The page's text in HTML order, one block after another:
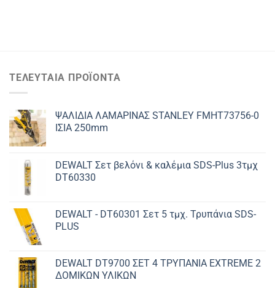
ΤΕΛΕΥΤΑΊΑ ΠΡΟΪΌΝΤΑ
ΨΑΛΙΔΙΑ ΛΑΜΑΡΙΝΑΣ STANLEY FMHT73756-0
ΙΣΙΑ 250mm
DEWALT Σετ βελόνι & καλέμια SDS-Plus 3τμχ
DT60330
DEWALT - DT60301 Σετ 5 τμχ. Τρυπάνια SDS-
PLUS
DEWALT DT9700 ΣET 4 ΤΡΥΠΑΝΙΑ EXTREME 2
ΔΟΜΙΚΩΝ ΥΛΙΚΩΝ